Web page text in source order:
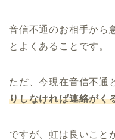
音信不通のお相手から
とよくあることです。
ただ、今現在音信不通
りしなければ連絡がく
ですが、虹は良いこと